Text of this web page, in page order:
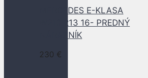
MERCEDES E-KLASA
W213 213 16- PREDNÝ
NÁRAZNÍK
230 €